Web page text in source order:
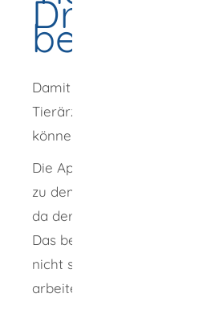
beantragen
Damit Sie in Deutschland
Tierärztin ohne
können, brauchen Sie die
Die Approbation ist die
zu dem Beruf. Die
da der Beruf in Deutschland
Das bedeutet, dass Sie ohne
nicht selbständig als
arbeiten dürfen.